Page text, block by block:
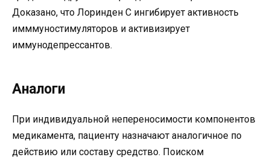
Доказано, что Лоринден С ингибирует активность
имммуностимуляторов и активизирует
иммунодепрессантов.
Аналоги
При индивидуальной непереносимости компонентов
медикамента, пациенту назначают аналогичное по
действию или составу средство. Поиском